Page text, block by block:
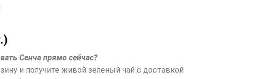
Сенча прямо сейчас?
и получите живой зеленый чай с доставкой